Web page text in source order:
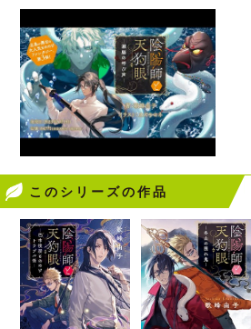
このシリーズの作品